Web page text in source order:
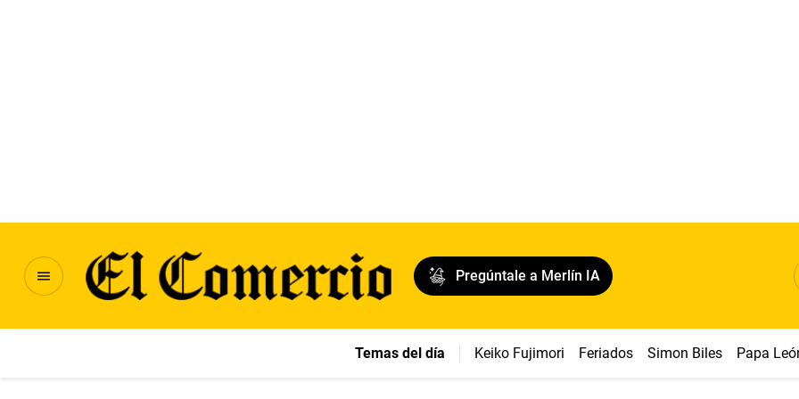
Pregúntale a Merlín IA
Temas del día Keiko Fujimori Feriados Simon Biles Papa